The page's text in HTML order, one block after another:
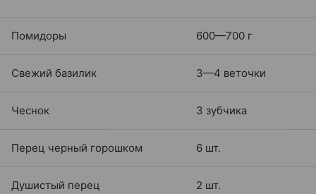
Помидоры 600—700 г
Свежий базилик 3—4 веточки
Чеснок 3 зубчика
Перец черный горошком 6 шт.
Душистый перец 2 шт.